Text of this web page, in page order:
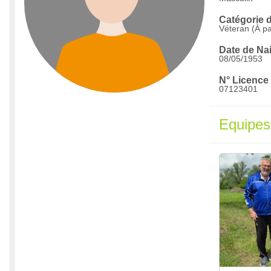
Catégorie
Véteran (À
Date de
08/05/1953
N° Licence
07123401
Equipes